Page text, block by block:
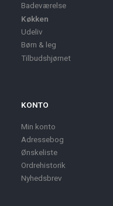
Badeværelse
Køkken
Udeliv
Børn & leg
Tilbudshjørnet
KONTO
Min konto
Adressebog
Ønskeliste
Ordrehistorik
Nyhedsbrev